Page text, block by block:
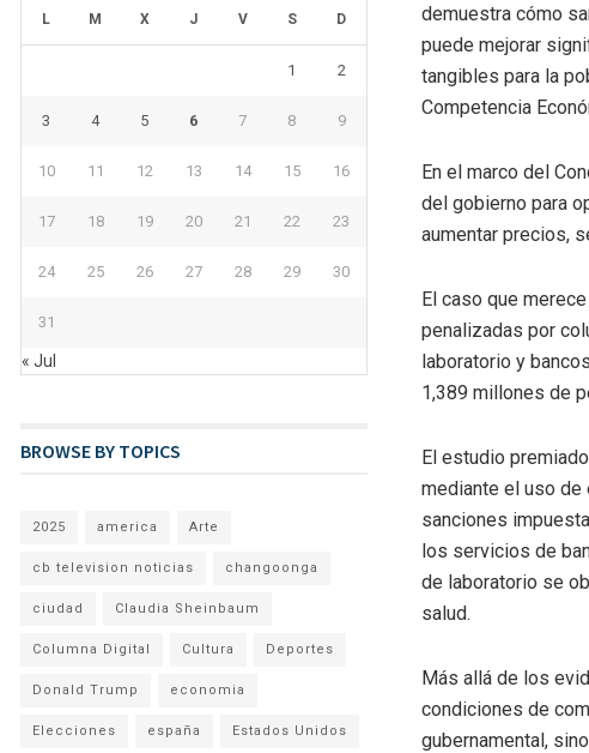
demuestra cómo
puede mejorar
tangibles para la
Competencia
En el marco del
del gobierno para
aumentar precios,
El caso que
penalizadas por
laboratorio y
1,389 millones de
El estudio
mediante el uso de
sanciones
los servicios de
de laboratorio se
salud.
Más allá de los
condiciones de
gubernamental,
L M X J V S D
1 2
3 4 5 6 7 8 9
10 11 12 13 14 15 16
17 18 19 20 21 22 23
24 25 26 27 28 29 30
31
« Jul
BROWSE BY TOPICS
2025 america Arte
cb television noticias changoonga
ciudad Claudia Sheinbaum
Columna Digital Cultura Deportes
Donald Trump economia
Elecciones españa Estados Unidos